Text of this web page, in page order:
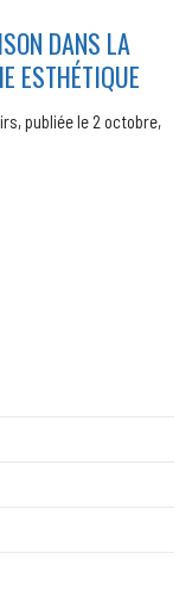
DANS LA
ESTHÉTIQUE
publiée le 2 octobre,